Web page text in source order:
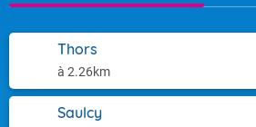
Thors
à 2.26km
Saulcy